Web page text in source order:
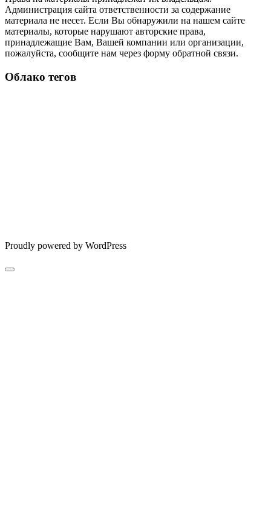
Администрация сайта ответственности за содержание
материала не несет. Если Вы обнаружили на нашем сайте
материалы, которые нарушают авторские права,
принадлежащие Вам, Вашей компании или организации,
пожалуйста, сообщите нам через форму обратной связи.
Облако тегов
Proudly powered by WordPress